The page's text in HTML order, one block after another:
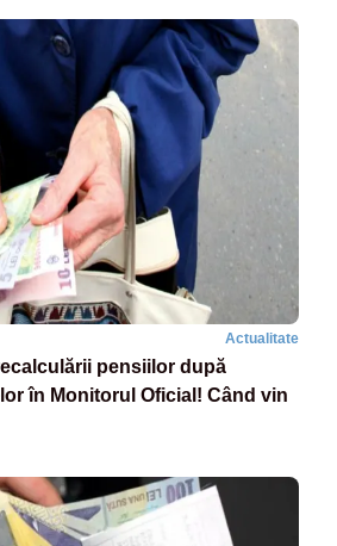
Actualitate
pensiilor după
în Monitorul Oficial! Când vin